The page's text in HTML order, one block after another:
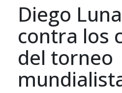
Diego
contra los
del torneo